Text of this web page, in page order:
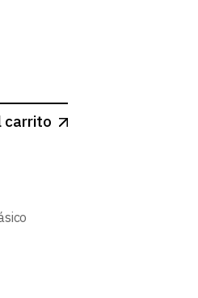
NEGRO MATE cantidad
carrito